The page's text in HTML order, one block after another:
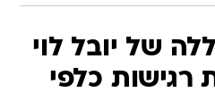
של יובל לוי
רגישות כלפי